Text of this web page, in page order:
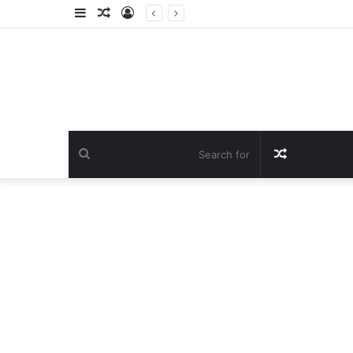
Random Log
Random